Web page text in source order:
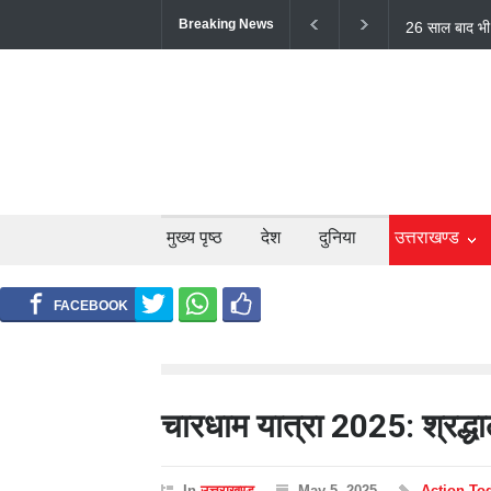
Breaking News
टिहरी में
लोगों की मौत;
मुख्य पृष्ठ देश दुनिया उत्तराखण्ड
चारधाम यात्रा 2025: